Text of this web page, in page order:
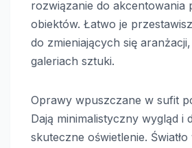
rozwiązanie do akcentowania
obiektów. Łatwo je
do zmieniających się
galeriach sztuki.
Oprawy wpuszczane w sufit
Dają minimalistyczny wygląd i
skuteczne oświetlenie.